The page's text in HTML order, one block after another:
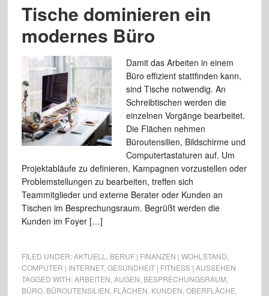
Tische dominieren ein
modernes Büro
Damit das Arbeiten in einem
Büro effizient stattfinden kann,
sind Tische notwendig. An
Schreibtischen werden die
einzelnen Vorgänge bearbeitet.
Die Flächen nehmen
Büroutensilien, Bildschirme und
Computertastaturen auf. Um
Projektabläufe zu definieren, Kampagnen vorzustellen oder
Problemstellungen zu bearbeiten, treffen sich
Teammitglieder und externe Berater oder Kunden an
Tischen im Besprechungsraum. Begrüßt werden die
Kunden im Foyer […]
FILED UNDER:AKTUELL BERUF | FINANZEN | WOHLSTAND
COMPUTER | INTERNET, GESUNDHEIT | FITNESS | AUSSEHEN
TAGGED WITH:ARBEITEN AUGEN BESPRECHUNGSRAUM
BÜRO, BÜROUTENSILIEN FLÄCHEN KUNDEN OBERFLÄCHE